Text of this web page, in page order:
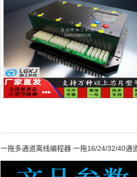
一拖多通道离线编程器 一拖16/24/32/40通